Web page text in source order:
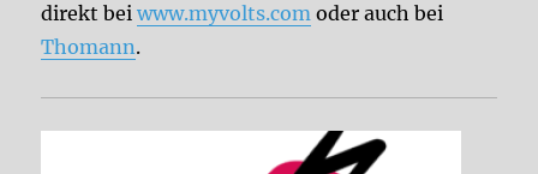
direkt beiwww.myvolts.com oder auch bei
Thomann.